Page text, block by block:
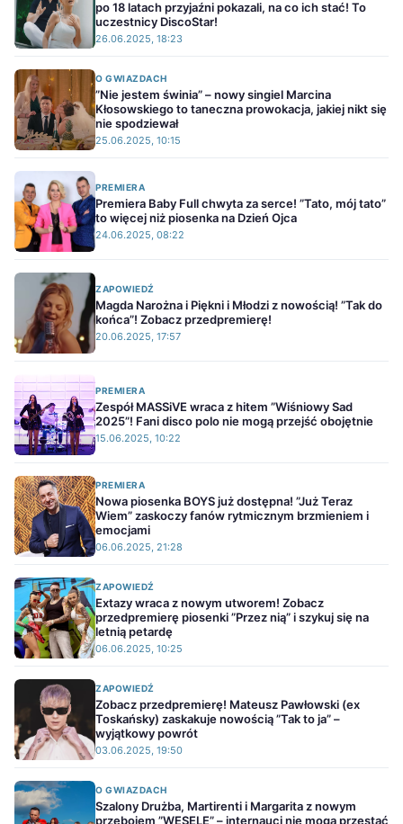
po 18 latach przyjaźni pokazali, na co ich stać! To
uczestnicy DiscoStar!
26.06.2025, 18:23
O GWIAZDACH
”Nie jestem świnia” – nowy singiel Marcina
Kłosowskiego to taneczna prowokacja, jakiej nikt się
nie spodziewał
25.06.2025, 10:15
PREMIERA
Premiera Baby Full chwyta za serce! ”Tato, mój tato”
to więcej niż piosenka na Dzień Ojca
24.06.2025, 08:22
ZAPOWIEDŹ
Magda Narożna i Piękni i Młodzi z nowością! ”Tak do
końca”! Zobacz przedpremierę!
20.06.2025, 17:57
PREMIERA
Zespół MASSiVE wraca z hitem ”Wiśniowy Sad
2025”! Fani disco polo nie mogą przejść obojętnie
15.06.2025, 10:22
PREMIERA
Nowa piosenka BOYS już dostępna! ”Już Teraz
Wiem” zaskoczy fanów rytmicznym brzmieniem i
emocjami
06.06.2025, 21:28
ZAPOWIEDŹ
Extazy wraca z nowym utworem! Zobacz
przedpremierę piosenki ”Przez nią” i szykuj się na
letnią petardę
06.06.2025, 10:25
ZAPOWIEDŹ
Zobacz przedpremierę! Mateusz Pawłowski (ex
Toskańsky) zaskakuje nowością ”Tak to ja” –
wyjątkowy powrót
03.06.2025, 19:50
O GWIAZDACH
Szalony Drużba, Martirenti i Margarita z nowym
przebojem ”WESELE” – internauci nie mogą przestać